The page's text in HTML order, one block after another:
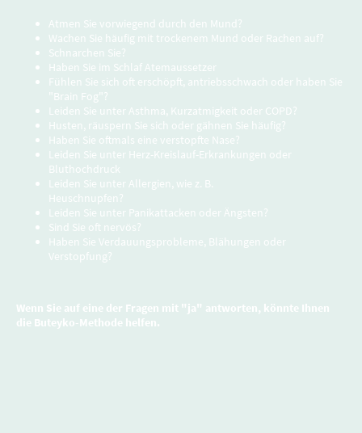
Atmen Sie vorwiegend durch den Mund?
Wachen Sie häufig mit trockenem Mund oder Rachen auf?
Schnarchen Sie?
Haben Sie im Schlaf Atemaussetzer
Fühlen Sie sich oft erschöpft, antriebsschwach oder haben Sie
"Brain Fog"?
Leiden Sie unter Asthma, Kurzatmigkeit oder COPD?
Husten, räuspern Sie sich oder gähnen Sie häufig?
Haben Sie oftmals eine verstopfte Nase?
Leiden Sie unter Herz-Kreislauf-Erkrankungen oder
Bluthochdruck
Leiden Sie unter Allergien, wie z. B.
Heuschnupfen?
Leiden Sie unter Panikattacken oder Ängsten?
Sind Sie oft nervös?
Haben Sie Verdauungsprobleme, Blähungen oder
Verstopfung?
Wenn Sie auf eine der Fragen mit "ja" antworten, könnte Ihnen
die Buteyko-Methode helfen.